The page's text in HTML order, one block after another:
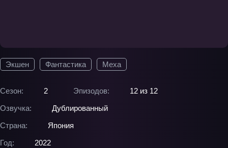
Экшен Фантастика Меха
Сезон: 2 Эпизодов:
12 из 12
Озвучка:
Дублированный
Страна:
Япония
Год:
2022